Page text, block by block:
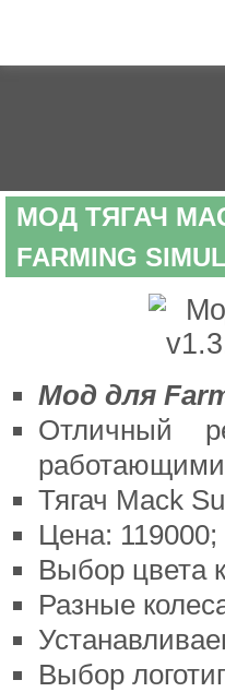
МОД ТЯГАЧ
FARMING
Мод для
Отличный
Тягач Mack
Цена: 119000;
Выбор цвета
Разные
Выбор